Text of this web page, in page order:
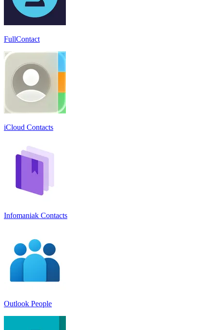
FullContact
iCloud Contacts
Infomaniak Contacts
Outlook People